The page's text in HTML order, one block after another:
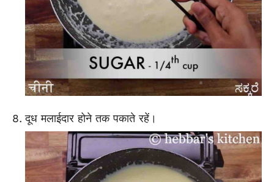
दूध मलाईदार होने तक पकाते रहें।